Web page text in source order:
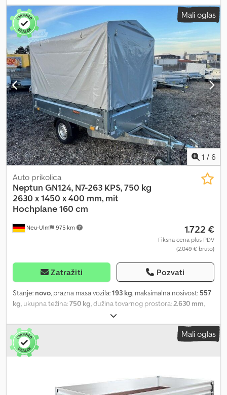
1.500 mm, visina tovarnog prostora:300 mm, suspencija:ostalo,
dimenzija gume:195/50 r13
, Kiper sa kipovanjem unazad 1800 kg
proizvođača Eduard 256x150 cm sa ručnom pumpom Osovina:
Kočena: Da Ukupna masa: 1800 kg Dužina tovarnog prostora: 256
cm Dsdpfx Asqwkktjnysck Širina tovarnog prostora: 150 cm Dužina
vučne rudo: cca 124 cm Visina utovara: 63 cm Visina stranca: 30
cm Gume: 195/50R Tip poda: višeslojna ploča i čelik Sa Eduard
potpornih nogu: Ne Čelične rampe za utovar (245 cm): Ne Imate
pitanja? Pošaljite nam poruku ili nas pozovite! Tehničke izmene,
promene cena, greške i prethodna prodaja su mogući. Ne
preuzimamo odgovornost za greške i štamparske propuste.
Mali oglas
1 / 6
Neu-Ulm 975 km
Auto prikolica
Neptun GN124, N7-263 KPS, 750 kg
2630 x 1450 x 400 mm, mit
Hochplane 160 cm
1.722 €
Fiksna cena plus PDV
(2.049 € bruto)
Zatražiti Pozvati
Stanje: novo, prazna masa vozila:193 kg, maksimalna nosivost: 557
kg, ukupna težina:750 kg, dužina tovarnog prostora:2.630 mm,
1.450 mm
mm, zapremina tovarnog prostora:1,6 m³, boja:siva, građevinska
visina:2.370 mm
, Proizvođač: Neptun Tip:
Visokoprenosna prikolica GN124, N7-263 KPS Dozvoljena ukupna
masa: 750 kg Nosivost: 557 kg Sopstvena težina: 193 kg Dimenzije
180 cm (u sredini) / 160 cm (sa strane) Visina unutrašnjosti: Gume:
165 70 R13 74N Visina utovara: 510 mm - Vrlo stabilan okvir
Mali oglas